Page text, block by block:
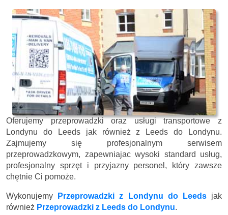
Oferujemy przeprowadzki oraz usługi transportowe z
Londynu do Leeds jak również z Leeds do Londynu.
Zajmujemy się profesjonalnym serwisem
przeprowadzkowym, zapewniajac wysoki standard usług,
profesjonalny sprzęt i przyjazny personel, który zawsze
chętnie Ci pomoże.
Wykonujemy Przeprowadzki z Londynu do Leedsjak
również Przeprowadzki z Leeds do Londynu.